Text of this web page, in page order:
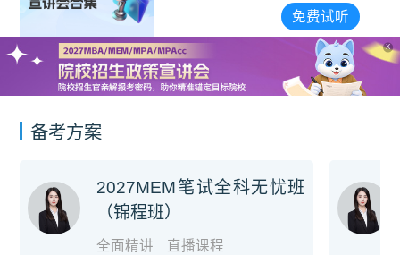
免费试听
X
备考方案
2027MEM笔试全科无忧班
（锦程班）
全面精讲 直播课程